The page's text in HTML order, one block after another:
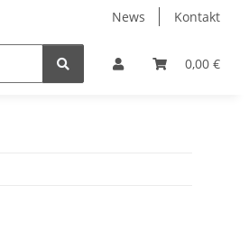
News Kontakt
0,00 €